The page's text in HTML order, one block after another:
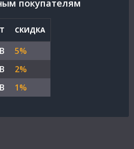
покупателям
СКИДКА
5%
2%
1%